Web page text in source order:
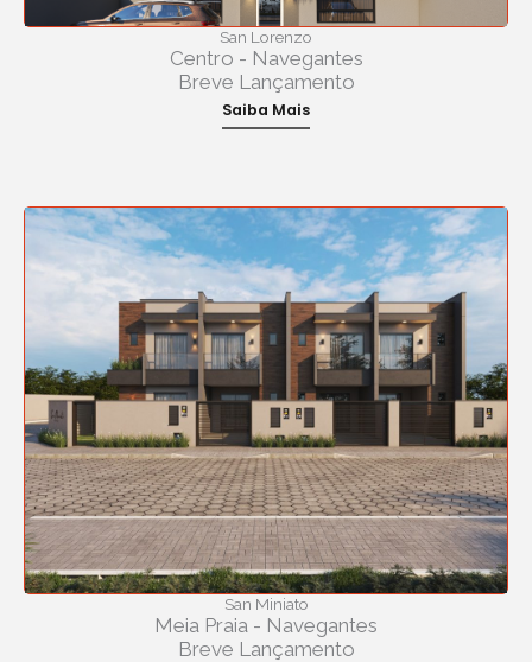
San Lorenzo
Centro - Navegantes
Breve Lançamento
Saiba Mais
San Miniato
Meia Praia - Navegantes
Breve Lançamento